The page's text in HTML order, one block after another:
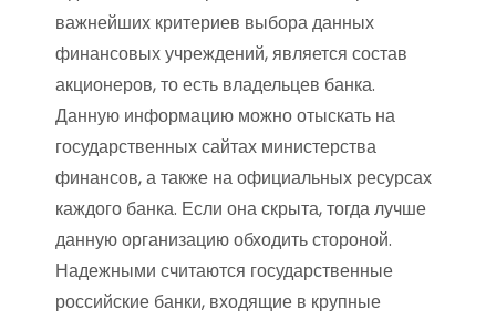
важнейших критериев выбора данных
финансовых учреждений, является состав
акционеров, то есть владельцев банка.
Данную информацию можно отыскать на
государственных сайтах министерства
финансов, а также на официальных ресурсах
каждого банка. Если она скрыта, тогда лучше
данную организацию обходить стороной.
Надежными считаются государственные
российские банки, входящие в крупные